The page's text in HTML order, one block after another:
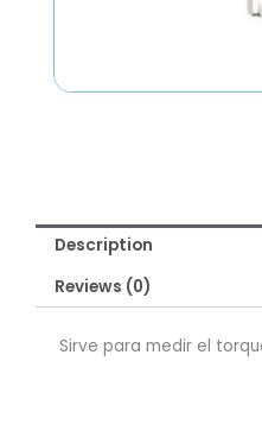
Description
Reviews (0)
Sirve para medir el